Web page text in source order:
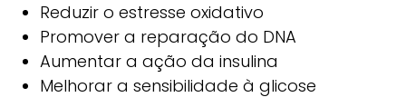
Reduzir o estresse oxidativo
Promover a reparação do DNA
Aumentar a ação da insulina
Melhorar a sensibilidade à glicose